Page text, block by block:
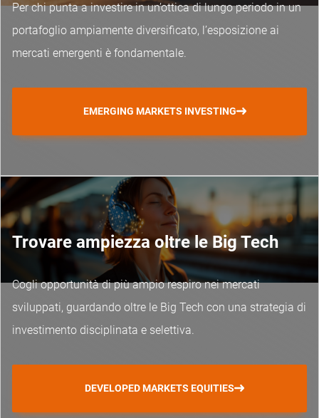
Per chi punta a investire in un’ottica di lungo periodo in un
portafoglio ampiamente diversificato, l’esposizione ai
mercati emergenti è fondamentale.
EMERGING MARKETS INVESTING
Trovare ampiezza oltre le Big Tech
Cogli opportunità di più ampio respiro nei mercati
sviluppati, guardando oltre le Big Tech con una strategia di
investimento disciplinata e selettiva.
DEVELOPED MARKETS EQUITIES